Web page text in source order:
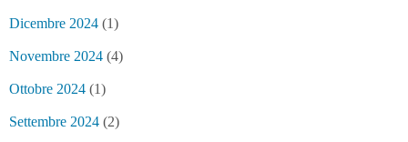
Dicembre 2024 (1)
Novembre 2024 (4)
Ottobre 2024 (1)
Settembre 2024 (2)